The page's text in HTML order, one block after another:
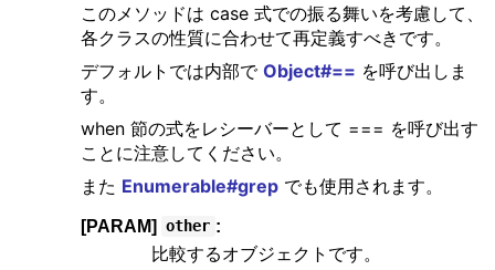
このメソッドは case 式での振る舞いを考慮して、
各クラスの性質に合わせて再定義すべきです。
デフォルトでは内部で Object#== を呼び出しま
す。
when 節の式をレシーバーとして === を呼び出す
ことに注意してください。
また Enumerable#grepでも使用されます。
[PARAM] other :
比較するオブジェクトです。